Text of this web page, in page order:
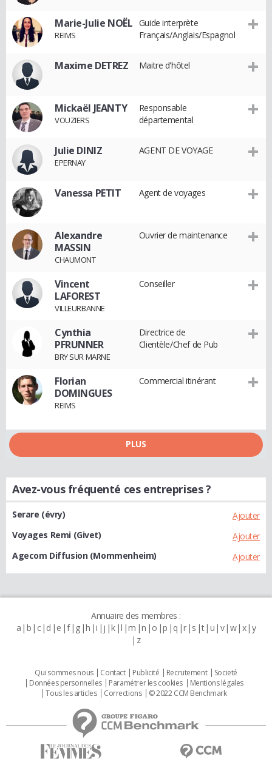
Marie-Julie NOËL
REIMS
Guide interprète
Français/Anglais/Espagnol
Maxime DETREZ Maitre d'hôtel
Mickaël JEANTY
VOUZIERS
Responsable
départemental
Julie DINIZ
EPERNAY
AGENT DE VOYAGE
Vanessa PETIT Agent de voyages
Alexandre
MASSIN
CHAUMONT
Ouvrier de maintenance
Vincent
LAFOREST
VILLEURBANNE
Conseiller
Cynthia
PFRUNNER
BRY SUR MARNE
Directrice de
Clientèle/Chef de Pub
Florian
DOMINGUES
REIMS
Commercial itinérant
PLUS
Avez-vous fréquenté ces entreprises ?
Ajouter
Serare (évry)
Ajouter
Voyages Remi (Givet)
Ajouter
Agecom Diffusion (Mommenheim)
Annuaire des membres :
a b c d e f g h i j k l m n o p q r s t u v w x y
z
Qui sommes nous Contact Publicité Recrutement
Societé
Données personnelles
Paramétrer les cookies
Mentions légales
Tous les articles
Corrections © 2022 CCM Benchmark